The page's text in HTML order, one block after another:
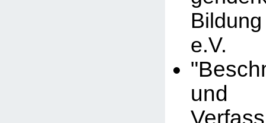
e.V.
und